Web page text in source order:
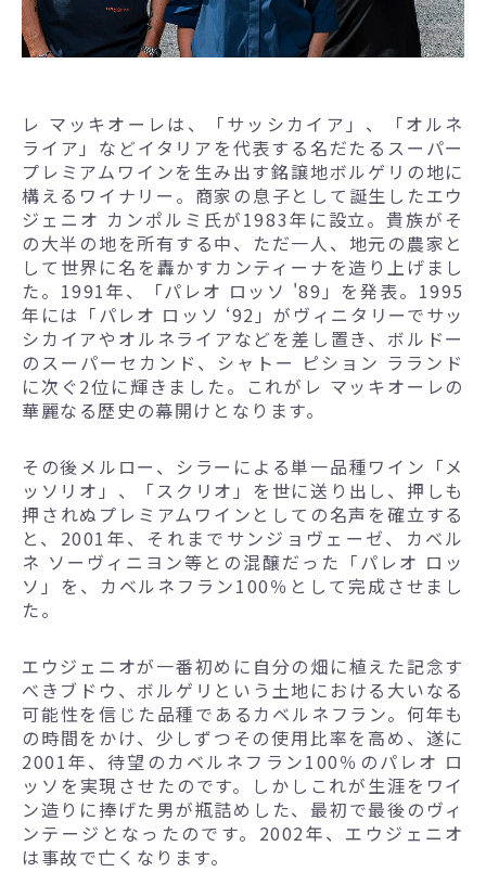
レ マッキオーレは、「サッシカイア」、「オルネ
ライア」などイタリアを代表する名だたるスーパー
プレミアムワインを生み出す銘譲地ボルゲリの地に
構えるワイナリー。商家の息子として誕生したエウ
ジェニオ カンポルミ氏が1983年に設立。貴族がそ
の大半の地を所有する中、ただ一人、地元の農家と
して世界に名を轟かすカンティーナを造り上げまし
た。1991年、「パレオ ロッソ '89」を発表。1995
年には「パレオ ロッソ ‘92」がヴィニタリーでサッ
シカイアやオルネライアなどを差し置き、ボルドー
のスーパーセカンド、シャトー ピション ラランド
に次ぐ2位に輝きました。これがレ マッキオーレの
華麗なる歴史の幕開けとなります。
その後メルロー、シラーによる単一品種ワイン「メ
ッソリオ」、「スクリオ」を世に送り出し、押しも
押されぬプレミアムワインとしての名声を確立する
と、2001年、それまでサンジョヴェーゼ、カベル
ネ ソーヴィニヨン等との混醸だった「パレオ ロッ
ソ」を、カベルネフラン100％として完成させまし
た。
エウジェニオが一番初めに自分の畑に植えた記念す
べきブドウ、ボルゲリという土地における大いなる
可能性を信じた品種であるカベルネフラン。何年も
の時間をかけ、少しずつその使用比率を高め、遂に
2001年、待望のカベルネフラン100％のパレオ ロ
ッソを実現させたのです。しかしこれが生涯をワイ
ン造りに捧げた男が瓶詰めした、最初で最後のヴィ
ンテージとなったのです。2002年、エウジェニオ
は事故で亡くなります。